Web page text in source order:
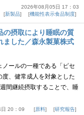
2026年08月05日 17：03
新製品 機能性表示食品制度
の摂取により睡眠の質
ました／森永製菓株式
ールの一種である「ピセ
、健常成人を対象とした
間継続摂取することで、睡
20：09 原料 研究報告